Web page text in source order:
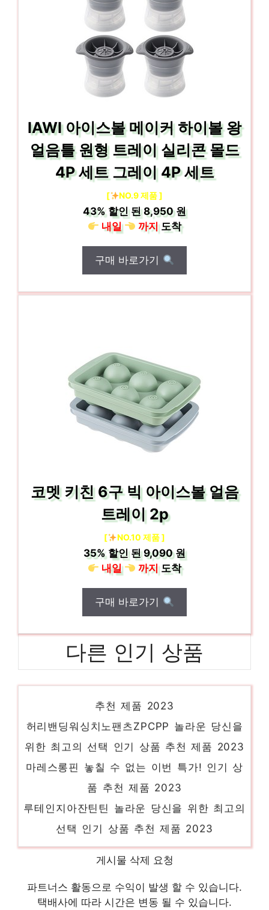
IAWI 아이스볼 메이커 하이볼 왕
얼음틀 원형 트레이 실리콘 몰드
4P 세트 그레이 4P 세트
[ NO.9 제품 ]
43%할인 된8,950 원
내일
까지도착
구매 바로가기
코멧 키친 6구 빅 아이스볼 얼음
트레이 2p
[ NO.10 제품 ]
35%할인 된9,090 원
내일
까지도착
구매 바로가기
다른 인기 상품
추천 제품 2023
허리밴딩워싱치노팬츠ZPCPP 놀라운 당신을
위한 최고의 선택 인기 상품 추천 제품 2023
마레스롱핀 놓칠 수 없는 이번 특가! 인기 상
품 추천 제품 2023
루테인지아잔틴틴 놀라운 당신을 위한 최고의
선택 인기 상품 추천 제품 2023
인기 상품 추천 제품 2023
솔트워터 당신만을 위한 특별한 세트 인기 상
품 추천 제품 2023
게시물 삭제 요청
파트너스 활동으로 수익이 발생 할 수 있습니다.
택배사에 따라 시간은 변동 될 수 있습니다.